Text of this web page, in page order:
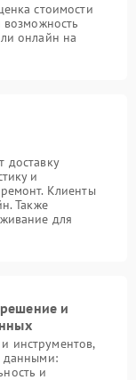
стоимости
возможность
онлайн на
доставку
и
Клиенты
Также
для
и
инструментов,
данными:
и